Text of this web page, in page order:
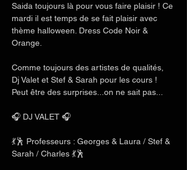
Saida toujours là pour vous faire plaisir ! Ce
mardi il est temps de se fait plaisir avec
thème halloween. Dress Code Noir &
Orange.
Comme toujours des artistes de qualités,
Dj Valet et Stef & Sarah pour les cours !
Peut être des surprises...on ne sait pas...
🎧 DJ VALET 🎧
💃🕺 Professeurs : Georges & Laura / Stef &
Sarah / Charles 💃🕺